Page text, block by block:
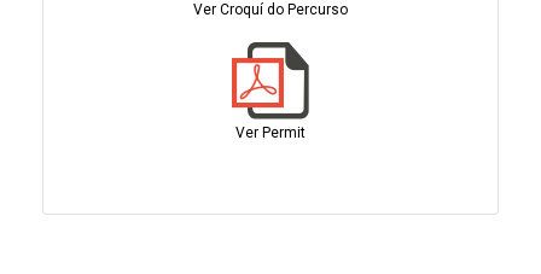
Ver Croquí do Percurso
Ver Permit